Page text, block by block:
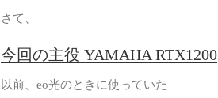
さて、
今回の主役 YAMAHA RTX1200
以前、eo光のときに使っていた